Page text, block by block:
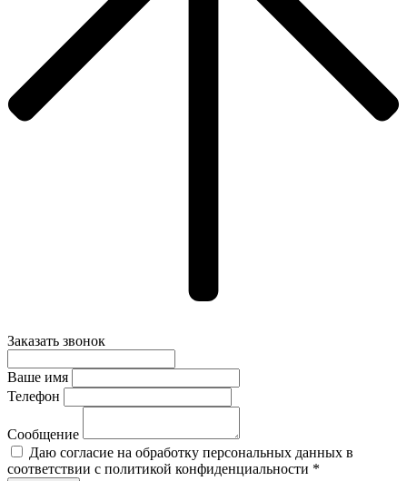
Заказать звонок
Ваше имя
Телефон
Сообщение
Даю согласие на обработку персональных данных в
соответствии с политикой конфиденциальности *